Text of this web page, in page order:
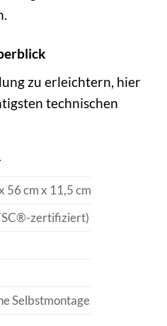
zu erleichtern, hier
technischen
56 cm x 11,5 cm
zertifiziert)
Selbstmontage